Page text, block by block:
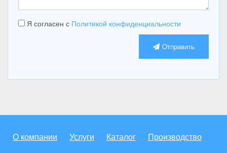
Я согласен с Политикой конфиденциальности
Отправить
О компании Услуги Каталог
Производство